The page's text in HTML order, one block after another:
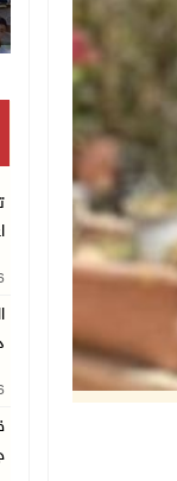
انتشال